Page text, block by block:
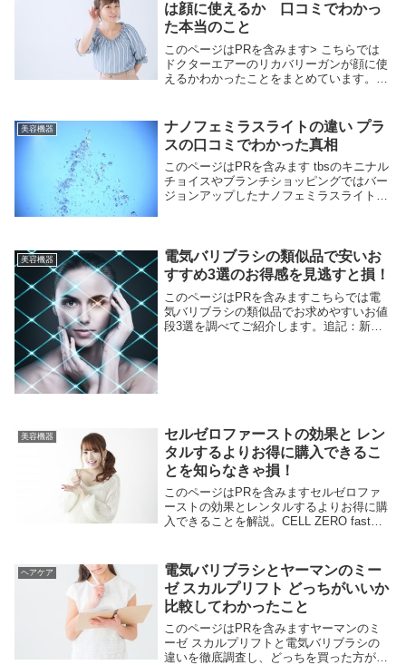
は顔に使えるか 口コミでわかっ
た本当のこと
このページはPRを含みます> こちらでは
ドクターエアーのリカバリーガンが顔に使
えるかわかったことをまとめています。
がありますよ。 ⇒ドクターエアーリカバ
リーガンの...
美容機器
ナノフェミラスライトの違い プラ
スの口コミでわかった真相
このページはPRを含みます tbsのキニナル
チョイスやブランチショッピングではバー
ジョンアップしたナノフェミラスライトプ
カート...
美容機器
電気バリブラシの類似品で安いお
すすめ3選のお得感を見逃すと損！
このページはPRを含みますこちらでは電
気バリブラシの類似品でお求めやすいお値
段3選を調べてご紹介します。追記：新モ
美容機器
セルゼロファーストの効果と レン
タルするよりお得に購入できるこ
とを知らなきゃ損！
このページはPRを含みますセルゼロファ
ーストの効果とレンタルするよりお得に購
入できることを解説。CELL ZERO fastの
美容成分導入などのサポート。フェィシ
ャ...
ヘアケア
電気バリブラシとヤーマンのミー
ゼ スカルプリフト どっちがいいか
比較してわかったこと
このページはPRを含みますヤーマンのミ
ーゼ スカルプリフトと電気バリブラシの
違いを徹底調査し、どっちを買った方がい